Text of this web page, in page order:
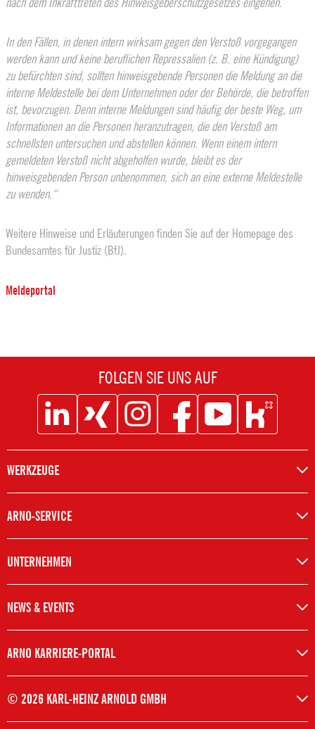
In den Fällen, in denen intern wirksam gegen den Verstoß vorgegangen
werden kann und keine beruflichen Repressalien (z. B. eine Kündigung)
zu befürchten sind, sollten hinweisgebende Personen die Meldung an die
interne Meldestelle bei dem Unternehmen oder der Behörde, die betroffen
ist, bevorzugen. Denn interne Meldungen sind häufig der beste Weg, um
Informationen an die Personen heranzutragen, die den Verstoß am
schnellsten untersuchen und abstellen können. Wenn einem intern
gemeldeten Verstoß nicht abgeholfen wurde, bleibt es der
hinweisgebenden Person unbenommen, sich an eine externe Meldestelle
zu wenden.“
Weitere Hinweise und Erläuterungen finden Sie auf der Homepage des
Bundesamtes für Justiz (BfJ).
Meldeportal
FOLGEN SIE UNS AUF
Social
Icon
Linkedin
Social
Icon
XING
Social
Icon
Instagram
Social
Icon
Facebook
Social
Icon
Youtube
Social
Icon
Kununu
WERKZEUGE
ARNO-SERVICE
UNTERNEHMEN
NEWS & EVENTS
ARNO KARRIERE-PORTAL
© 2026 KARL-HEINZ ARNOLD GMBH